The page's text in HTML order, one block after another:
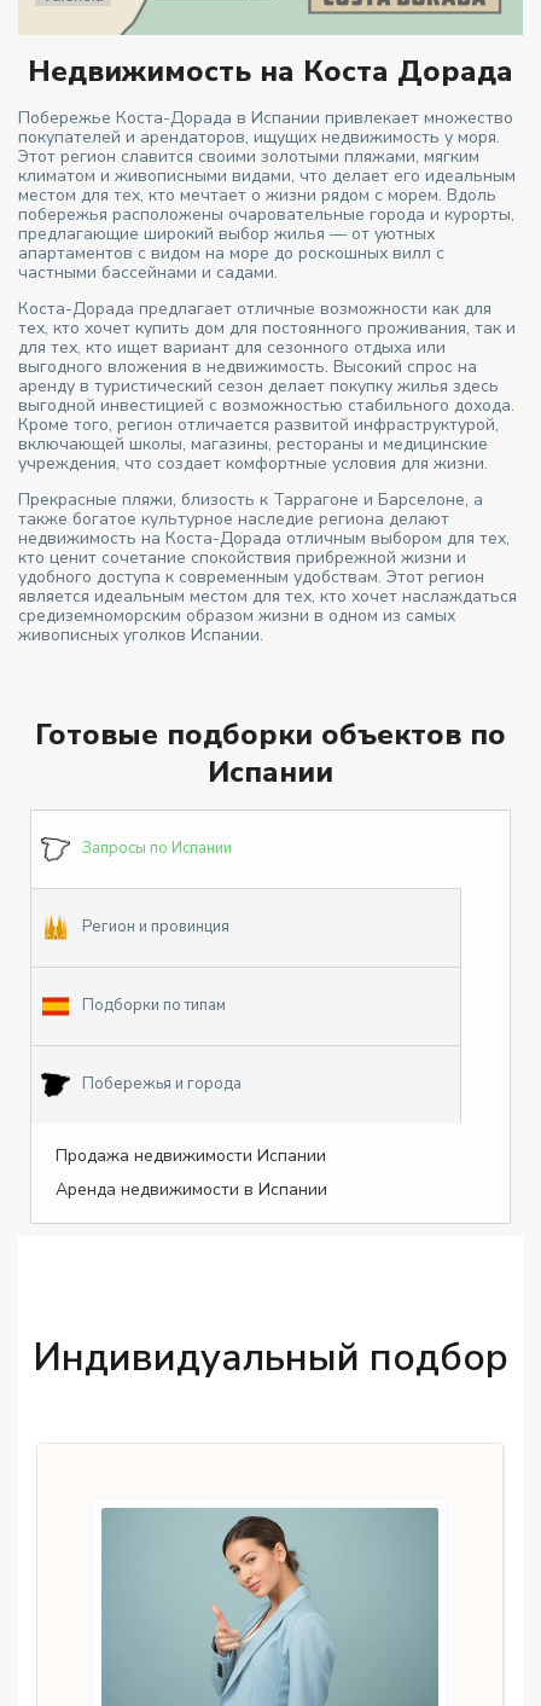
Недвижимость на Коста Дорада
Побережье Коста-Дорада в Испании привлекает множество
покупателей и арендаторов, ищущих недвижимость у моря.
Этот регион славится своими золотыми пляжами, мягким
климатом и живописными видами, что делает его идеальным
местом для тех, кто мечтает о жизни рядом с морем. Вдоль
побережья расположены очаровательные города и курорты,
предлагающие широкий выбор жилья — от уютных
апартаментов с видом на море до роскошных вилл с
частными бассейнами и садами.
Коста-Дорада предлагает отличные возможности как для
тех, кто хочет купить дом для постоянного проживания, так и
для тех, кто ищет вариант для сезонного отдыха или
выгодного вложения в недвижимость. Высокий спрос на
аренду в туристический сезон делает покупку жилья здесь
выгодной инвестицией с возможностью стабильного дохода.
Кроме того, регион отличается развитой инфраструктурой,
включающей школы, магазины, рестораны и медицинские
учреждения, что создает комфортные условия для жизни.
Прекрасные пляжи, близость к Таррагоне и Барселоне, а
также богатое культурное наследие региона делают
недвижимость на Коста-Дорада отличным выбором для тех,
кто ценит сочетание спокойствия прибрежной жизни и
удобного доступа к современным удобствам. Этот регион
является идеальным местом для тех, кто хочет наслаждаться
средиземноморским образом жизни в одном из самых
живописных уголков Испании.
Готовые подборки объектов по
Испании
Запросы по Испании
Регион и провинция
Подборки по типам
Побережья и города
Продажа недвижимости Испании
Аренда недвижимости в Испании
Индивидуальный подбор